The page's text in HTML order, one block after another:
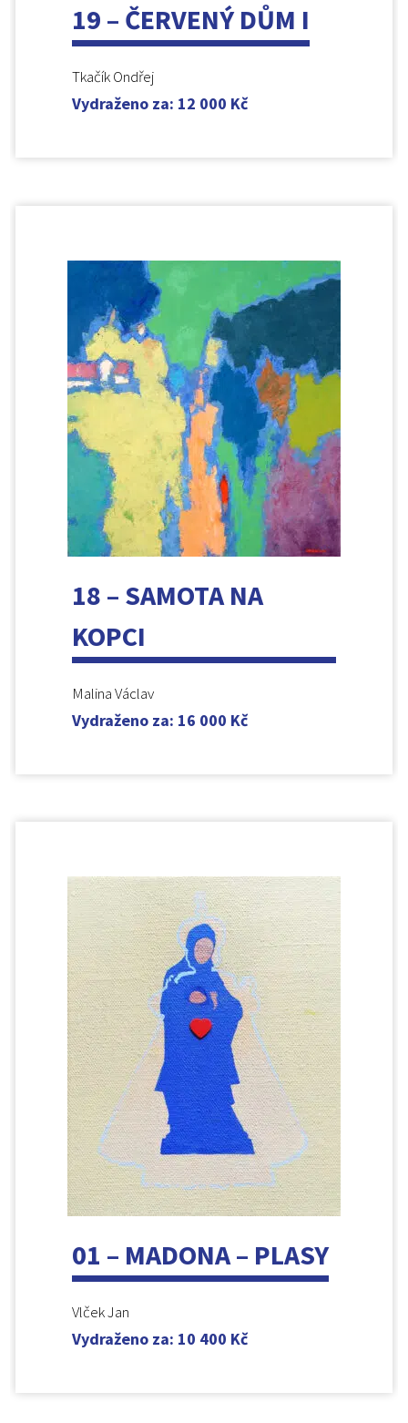
19 – ČERVENÝ DŮM I
Tkačík Ondřej
Vydraženo za: 12 000 Kč
18 – SAMOTA NA
KOPCI
Malina Václav
Vydraženo za: 16 000 Kč
01 – MADONA – PLASY
Vlček Jan
Vydraženo za: 10 400 Kč